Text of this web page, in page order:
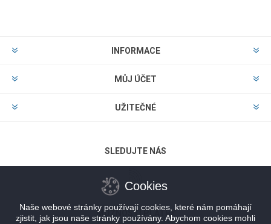
INFORMACE
MŮJ ÚČET
UŽITEČNÉ
SLEDUJTE NÁS
MOŽNOSTI PLATBY
Cookies
Naše webové stránky používají cookies, které nám pomáhají
zjistit, jak jsou naše stránky používány. Abychom cookies mohli